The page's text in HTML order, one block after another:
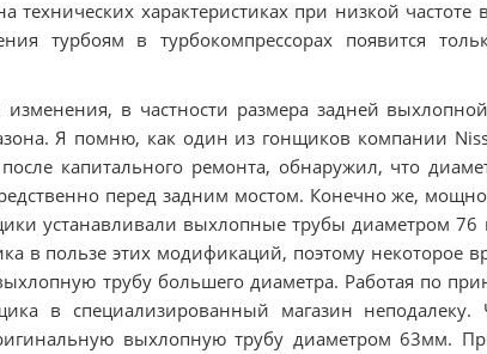
технических характеристиках при низкой
турбоям в турбокомпрессорах появится
в частности размера задней
Я помню, как один из гонщиков компании
капитального ремонта, обнаружил, что
перед задним мостом. Конечно же,
устанавливали выхлопные трубы диаметром
в пользе этих модификаций, поэтому некоторое
трубу большего диаметра. Работая по
в специализированный магазин неподалеку.
выхлопную трубу диаметром 63мм.